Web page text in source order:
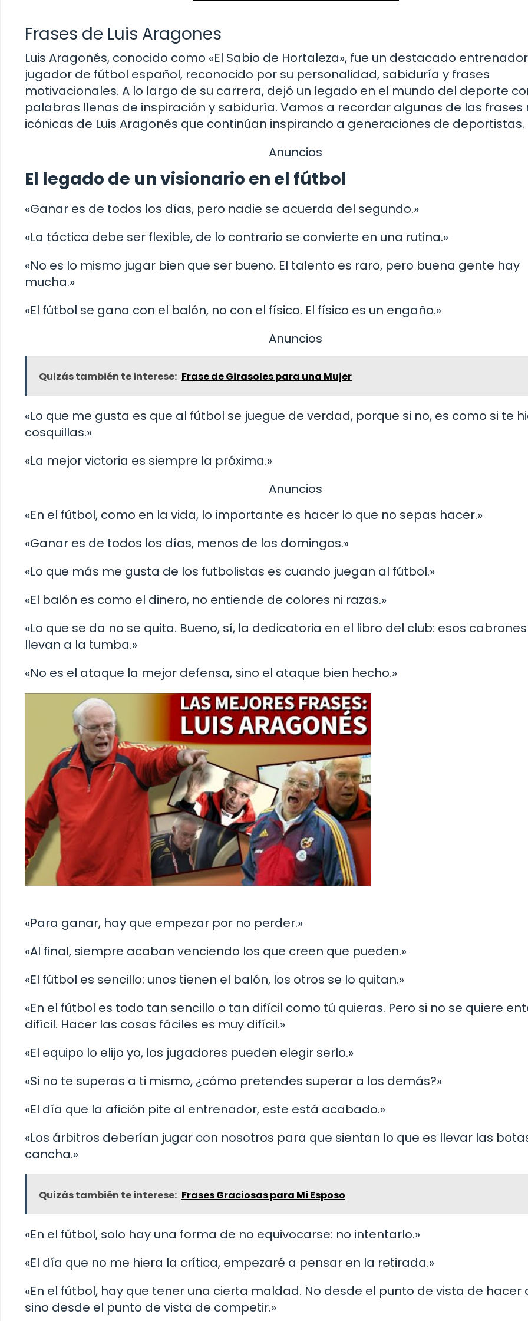
Frases de Luis Aragones
Luis Aragonés, conocido como «El Sabio de Hortaleza», fue un destacado
jugador de fútbol español, reconocido por su personalidad, sabiduría y frases
motivacionales. A lo largo de su carrera, dejó un legado en el mundo del deporte
palabras llenas de inspiración y sabiduría. Vamos a recordar algunas de las frases
icónicas de Luis Aragonés que continúan inspirando a generaciones de deportistas.
Anuncios
El legado de un visionario en el fútbol
«Ganar es de todos los días, pero nadie se acuerda del segundo.»
«La táctica debe ser flexible, de lo contrario se convierte en una rutina.»
«No es lo mismo jugar bien que ser bueno. El talento es raro, pero buena gente hay
mucha.»
«El fútbol se gana con el balón, no con el físico. El físico es un engaño.»
Anuncios
Quizás también te interese: Frase de Girasoles para una Mujer
«Lo que me gusta es que al fútbol se juegue de verdad, porque si no, es como si te
cosquillas.»
«La mejor victoria es siempre la próxima.»
Anuncios
«En el fútbol, como en la vida, lo importante es hacer lo que no sepas hacer.»
«Ganar es de todos los días, menos de los domingos.»
«Lo que más me gusta de los futbolistas es cuando juegan al fútbol.»
«El balón es como el dinero, no entiende de colores ni razas.»
«Lo que se da no se quita. Bueno, sí, la dedicatoria en el libro del club: esos
llevan a la tumba.»
«No es el ataque la mejor defensa, sino el ataque bien hecho.»
«Para ganar, hay que empezar por no perder.»
«Al final, siempre acaban venciendo los que creen que pueden.»
«El fútbol es sencillo: unos tienen el balón, los otros se lo quitan.»
«En el fútbol es todo tan sencillo o tan difícil como tú quieras. Pero si no se quiere
difícil. Hacer las cosas fáciles es muy difícil.»
«El equipo lo elijo yo, los jugadores pueden elegir serlo.»
«Si no te superas a ti mismo, ¿cómo pretendes superar a los demás?»
«El día que la afición pite al entrenador, este está acabado.»
«Los árbitros deberían jugar con nosotros para que sientan lo que es llevar las
cancha.»
Quizás también te interese: Frases Graciosas para Mi Esposo
«En el fútbol, solo hay una forma de no equivocarse: no intentarlo.»
«El día que no me hiera la crítica, empezaré a pensar en la retirada.»
«En el fútbol, hay que tener una cierta maldad. No desde el punto de vista de hacer
sino desde el punto de vista de competir.»